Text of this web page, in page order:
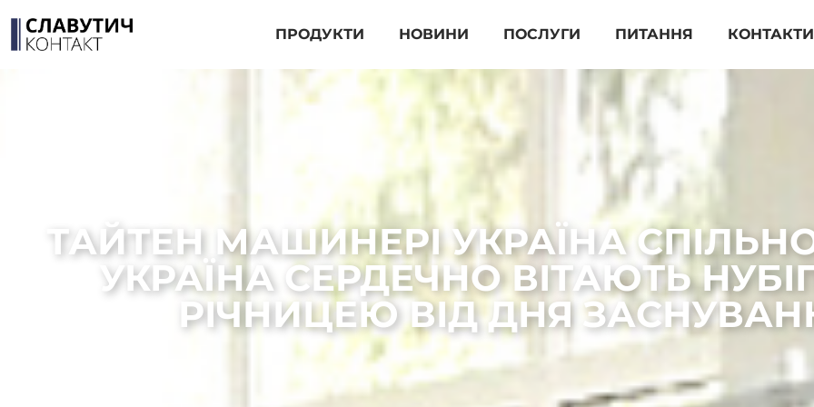
ПРОДУКТИ НОВИНИ ПОСЛУГИ ПИТАННЯ КОНТАКТИ
ТАЙТЕН МАШИНЕРІ УКРАЇНА СПІЛЬНО
УКРАЇНА СЕРДЕЧНО ВІТАЮТЬ НУБІП
РІЧНИЦЕЮ ВІД ДНЯ